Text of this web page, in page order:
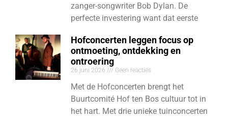
zanger-songwriter Bob Dylan. De
perfecte investering want dat eerste
Hofconcerten leggen focus op
ontmoeting, ontdekking en
ontroering
26 juni 2026 Geen reacties
Met de Hofconcerten brengt het
Buurtcomité Hof ten Bos cultuur tot in
het hart. Met drie unieke tuinconcerten